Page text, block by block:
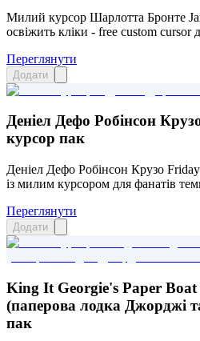
Милий курсор Шарлотта Бронте
освіжить кліки - free custom cursor
Переглянути
Додати
Деніел Дефо Робінсон
курсор пак
Деніел Дефо Робінсон Крузо
із милим курсором для фанатів
Переглянути
Додати
King It Georgie's Paper
(паперова лодка Джорджі
пак